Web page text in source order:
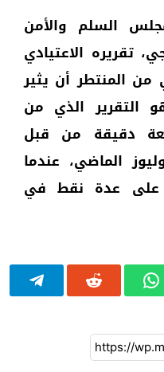
السلم والأمن
تقريره الاعتيادي
من المنتطر أن يثير
التقرير الذي من
دقيقة من قبل
الماضي، عندما
على عدة نقط في